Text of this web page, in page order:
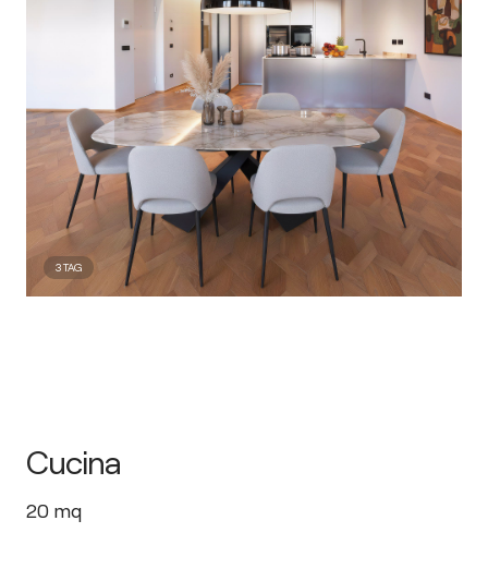
3TAG
Cucina
20 mq